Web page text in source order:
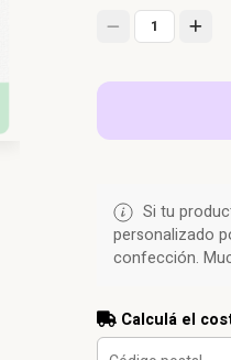
1
Si tu
personalizado
confección.
Calculá el